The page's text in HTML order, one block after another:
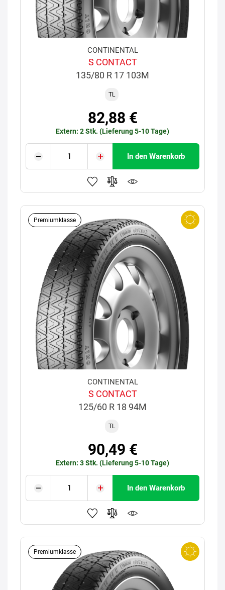
CONTINENTAL
S CONTACT
135/80 R 17 103M
TL
82,88 €
Extern: 2 Stk. (Lieferung 5-10 Tage)
In den Warenkorb
Premiumklasse
CONTINENTAL
S CONTACT
125/60 R 18 94M
TL
90,49 €
Extern: 3 Stk. (Lieferung 5-10 Tage)
In den Warenkorb
Premiumklasse